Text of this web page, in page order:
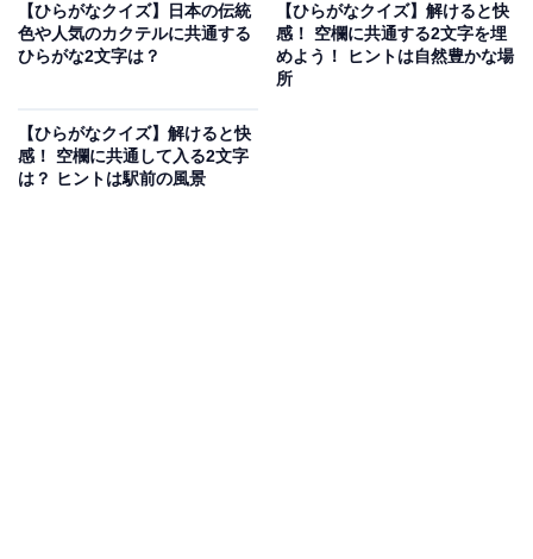
次ページ 正解を見る
【ひらがなクイズ】日本の伝統
色や人気のカクテルに共通する
ひらがな2文字は？
【ひらがなクイズ】解けると快
感！ 空欄に共通する2文字を埋
めよう！ ヒントは自然豊かな場
所
【ひらがなクイズ】解けると快
感！ 空欄に共通して入る2文字
は？ ヒントは駅前の風景